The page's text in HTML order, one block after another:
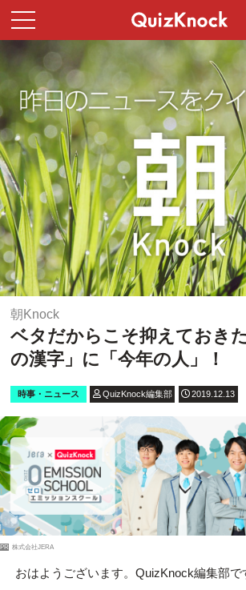
朝Knock
ベタだからこそ抑えておき
の漢字」に「今年の人」！
時事・ニュース QuizKnock編集部 2019.12.13
PR 株式会社JERA
おはようございます。QuizKnock編集部で